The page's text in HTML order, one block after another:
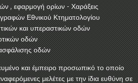
, εφαρμογή ορίων - Χαράξεις
Εθνικού Κτηματολογίου
και υπεραστικών οδών
οδών
οδών
και έμπειρο προσωπικό το οποίο
μελέτες με την ίδια ευθύνη σε